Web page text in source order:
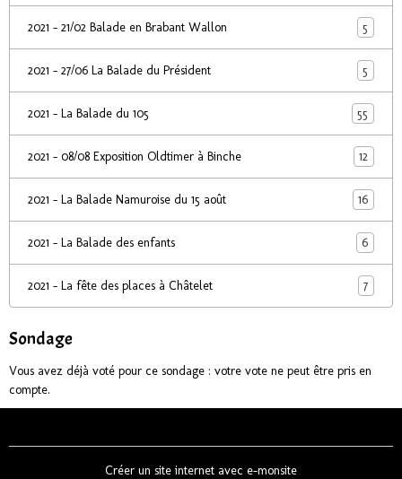
2021 - 21/02 Balade en Brabant Wallon 5
2021 - 27/06 La Balade du Président 5
2021 - La Balade du 105 55
2021 - 08/08 Exposition Oldtimer à Binche 12
2021 - La Balade Namuroise du 15 août 16
2021 - La Balade des enfants 6
2021 - La fête des places à Châtelet 7
Sondage
Vous avez déjà voté pour ce sondage : votre vote ne peut être pris en
compte.
Créer un site internet avec e-monsite